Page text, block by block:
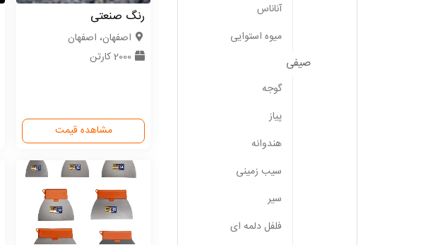
رنگ صنعتی
اصفهان، اصفهان
2000 کارتن
مشاهده قیمت
آناناس
میوه استوایی
صیفی
گوجه
پیاز
هندوانه
سیب زمینی
سیر
فلفل دلمه ای